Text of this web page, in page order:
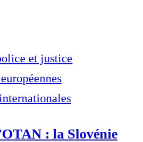
et justice
: la Slovénie